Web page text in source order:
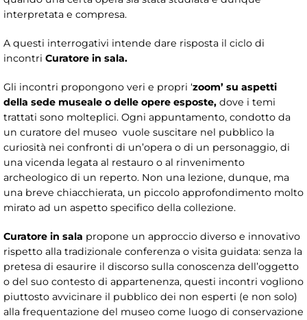
interpretata e compresa.
A questi interrogativi intende dare risposta il ciclo di
incontri Curatore in sala.
Gli incontri propongono veri e propri ‘zoom’ su aspetti
della sede museale o delle opere esposte, dove i temi
trattati sono molteplici. Ogni appuntamento, condotto da
un curatore del museo vuole suscitare nel pubblico la
curiosità nei confronti di un’opera o di un personaggio, di
una vicenda legata al restauro o al rinvenimento
archeologico di un reperto. Non una lezione, dunque, ma
una breve chiacchierata, un piccolo approfondimento molto
mirato ad un aspetto specifico della collezione.
Curatore in sala propone un approccio diverso e innovativo
rispetto alla tradizionale conferenza o visita guidata: senza la
pretesa di esaurire il discorso sulla conoscenza dell’oggetto
o del suo contesto di appartenenza, questi incontri vogliono
piuttosto avvicinare il pubblico dei non esperti (e non solo)
alla frequentazione del museo come luogo di conservazione